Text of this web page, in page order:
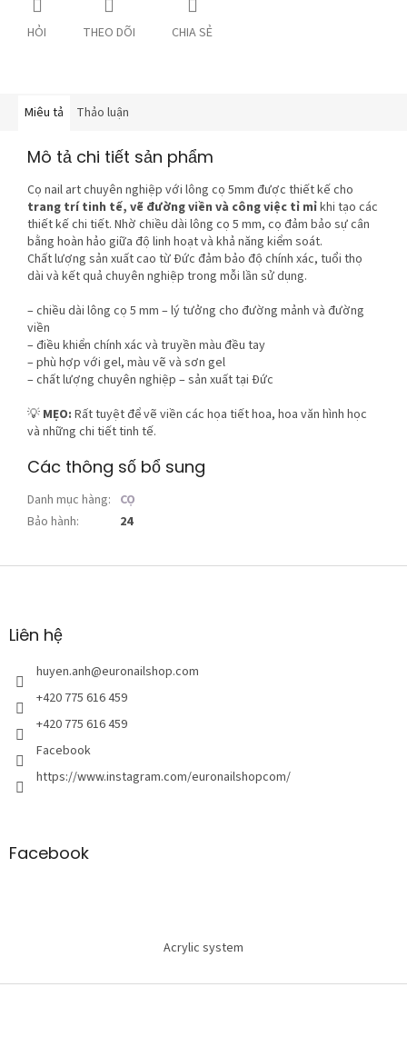
HỎI THEO DÕI CHIA SẺ
Miêu tả Thảo luận
Mô tả chi tiết sản phẩm
Cọ nail art chuyên nghiệp với lông cọ 5mm được thiết kế cho
trang trí tinh tế, vẽ đường viền và công việc tỉ mỉkhi tạo các
thiết kế chi tiết. Nhờ chiều dài lông cọ 5 mm, cọ đảm bảo sự cân
bằng hoàn hảo giữa độ linh hoạt và khả năng kiểm soát.
Chất lượng sản xuất cao từ Đức đảm bảo độ chính xác, tuổi thọ
dài và kết quả chuyên nghiệp trong mỗi lần sử dụng.
– chiều dài lông cọ 5 mm – lý tưởng cho đường mảnh và đường
viền
– điều khiển chính xác và truyền màu đều tay
– phù hợp với gel, màu vẽ và sơn gel
– chất lượng chuyên nghiệp – sản xuất tại Đức
💡 MẸO: Rất tuyệt để vẽ viền các họa tiết hoa, hoa văn hình học
và những chi tiết tinh tế.
Các thông số bổ sung
Danh mục hàng: CỌ
Bảo hành: 24
C
nLiên hệ
huyen.anh@euronailshop.com
+420 775 616 459
+420 775 616 459
Facebook
https://www.instagram.com/euronailshopcom/
Facebook
Acrylic system